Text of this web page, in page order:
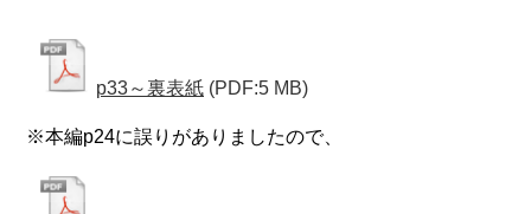
p33～裏表紙 (PDF:5 MB)
※本編p24に誤りがありましたので、